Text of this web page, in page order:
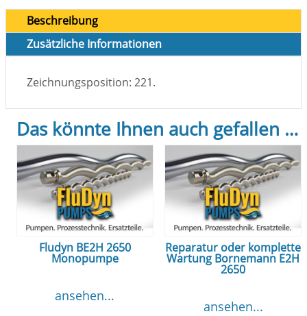
Beschreibung
Zusätzliche Informationen
Zeichnungsposition: 221.
Das könnte Ihnen auch gefallen …
Fludyn BE2H 2650
Monopumpe
ansehen...
Reparatur oder komplette
Wartung Bornemann E2H
2650
ansehen...